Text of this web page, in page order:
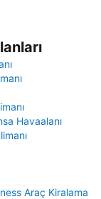
Havaalanı
Araç Kiralama